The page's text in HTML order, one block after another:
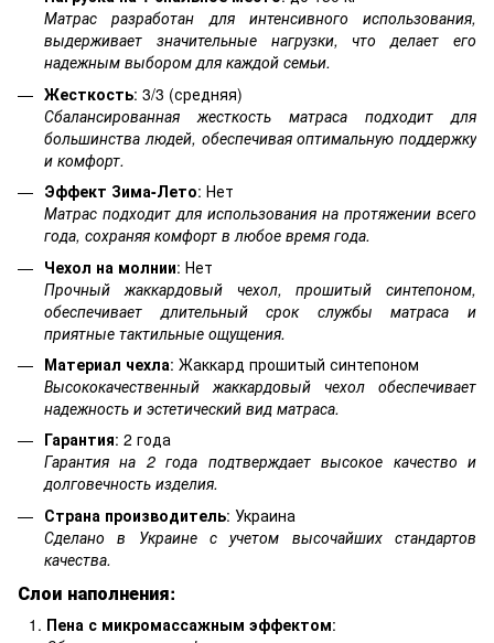
Матрас разработан для интенсивного использования,
выдерживает значительные нагрузки, что делает его
надежным выбором для каждой семьи.
Жесткость: 3/3 (средняя)
Сбалансированная жесткость матраса подходит для
большинства людей, обеспечивая оптимальную поддержку
и комфорт.
Эффект Зима-Лето: Нет
Матрас подходит для использования на протяжении всего
года, сохраняя комфорт в любое время года.
Чехол на молнии: Нет
Прочный жаккардовый чехол, прошитый синтепоном,
обеспечивает длительный срок службы матраса и
приятные тактильные ощущения.
Материал чехла: Жаккард прошитый синтепоном
Высококачественный жаккардовый чехол обеспечивает
надежность и эстетический вид матраса.
Гарантия: 2 года
Гарантия на 2 года подтверждает высокое качество и
долговечность изделия.
Страна производитель: Украина
Сделано в Украине с учетом высочайших стандартов
качества.
Слои наполнения:
Пена с микромассажным эффектом: